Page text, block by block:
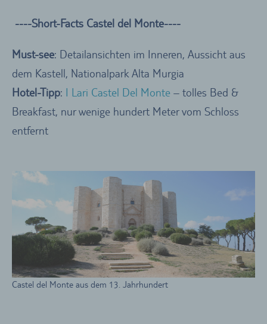
----Short-Facts Castel del Monte----
Must-see: Detailansichten im Inneren, Aussicht aus
dem Kastell, Nationalpark Alta Murgia
Hotel-Tipp: I Lari Castel Del Monte – tolles Bed &
Breakfast, nur wenige hundert Meter vom Schloss
entfernt
Castel del Monte aus dem 13. Jahrhundert